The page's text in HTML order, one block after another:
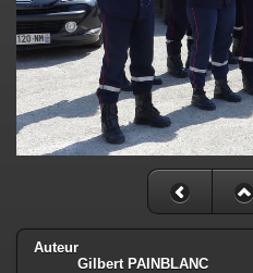
Auteur
Gilbert PAINBLANC